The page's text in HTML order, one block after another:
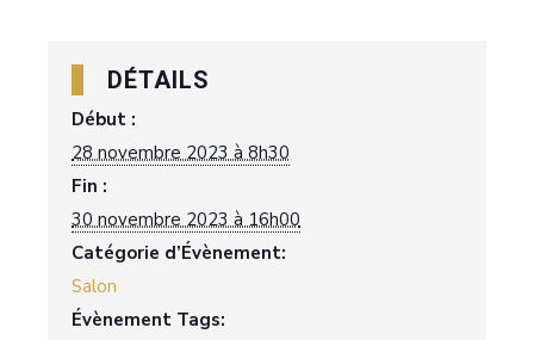
DÉTAILS
Début :
28 novembre 2023 à 8h30
Fin :
30 novembre 2023 à 16h00
Catégorie d’Évènement:
Salon
Évènement Tags: